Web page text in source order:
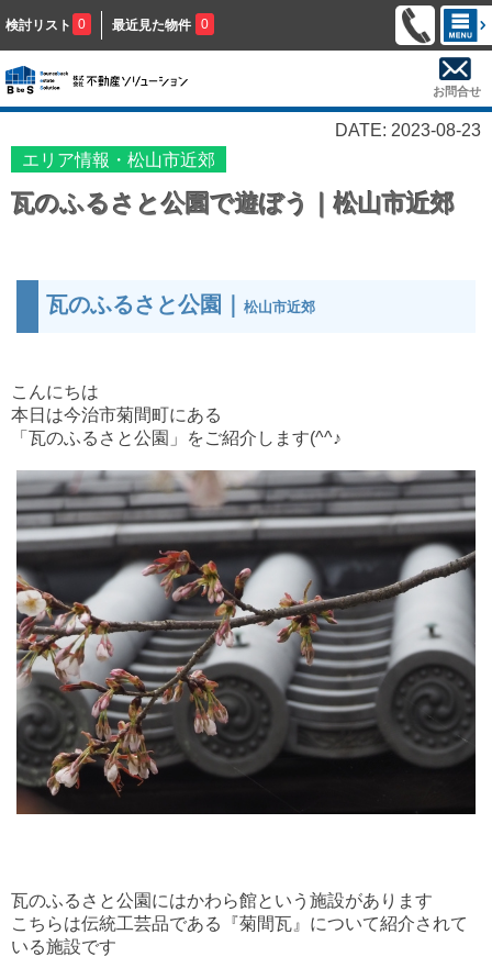
検討リスト 0 最近見た物件 0
お問合せ
DATE: 2023-08-23
エリア情報・松山市近郊
瓦のふるさと公園で遊ぼう｜松山市近郊
瓦のふるさと公園｜ 松山市近郊
こんにちは
本日は今治市菊間町にある
「瓦のふるさと公園」をご紹介します(^^♪
瓦のふるさと公園にはかわら館という施設があります
こちらは伝統工芸品である『菊間瓦』について紹介されて
いる施設です